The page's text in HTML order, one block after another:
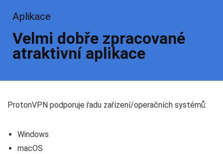
Aplikace
Velmi dobře zpracované
atraktivní aplikace
ProtonVPN podporuje řadu zařízení/operačních systémů:
Windows
macOS